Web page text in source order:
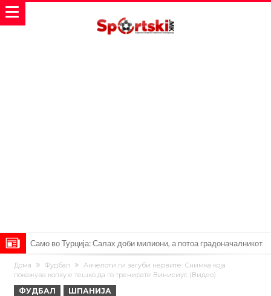
Само во Турција: Салах доби милиони, а потоа градоначалникот
го остави без зборови
Зборови кои сите ги чекаа, Симеоне го спореди Алварез со
Гризман
Реал Мадрид ја прекинува потрагата по нов играч за врска
Дома Фудбал
Анчелоти ги загуби нервите: Снимка која
покажува колку е тешко да го тренирате Винисиус (Видео)
ФУДБАЛ ШПАНИЈА